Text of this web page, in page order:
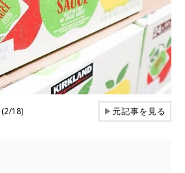
18) ▶元記事を見る